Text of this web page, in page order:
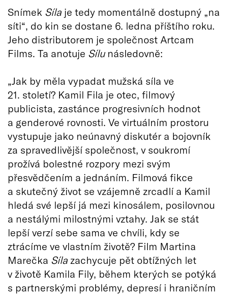
Snímek Síla je tedy momentálně dostupný „na
síti“, do kin se dostane 6. ledna příštího roku.
Jeho distributorem je společnost Artcam
Films. Ta anotuje Sílu následovně:
„Jak by měla vypadat mužská síla ve
21. století? Kamil Fila je otec, filmový
publicista, zastánce progresivních hodnot
a genderové rovnosti. Ve virtuálním prostoru
vystupuje jako neúnavný diskutér a bojovník
za spravedlivější společnost, v soukromí
prožívá bolestné rozpory mezi svým
přesvědčením a jednáním. Filmová fikce
a skutečný život se vzájemně zrcadlí a Kamil
hledá své lepší já mezi kinosálem, posilovnou
a nestálými milostnými vztahy. Jak se stát
lepší verzí sebe sama ve chvíli, kdy se
ztrácíme ve vlastním životě? Film Martina
Marečka Síla zachycuje pět obtížných let
v životě Kamila Fily, během kterých se potýká
s partnerskými problémy, depresí i hraničním